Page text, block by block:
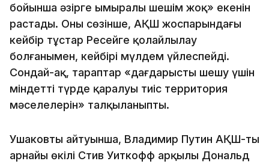
бойынша әзірге ымыралы шешім жоқ» екенін
растады. Оның сөзінше, АҚШ жоспарындағы
кейбір тұстар Ресейге қолайлылау
болғанымен, кейбірі мүлдем үйлеспейді.
Сондай-ақ, тараптар «дағдарысты шешу үшін
міндетті түрде қаралуы тиіс территория
мәселелерін» талқыланыпты.
Ушаковтың айтуынша, Владимир Путин АҚШ-тың
арнайы өкілі Стив Уиткофф арқылы Дональд